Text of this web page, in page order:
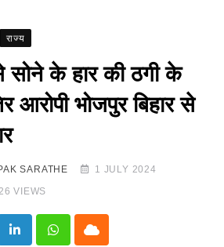
राज्य
सोने के हार की ठगी के
आरोपी भोजपुर बिहार से
SARATHE
1 JULY 2024
VIEWS
LinkedInWhatsappCloud